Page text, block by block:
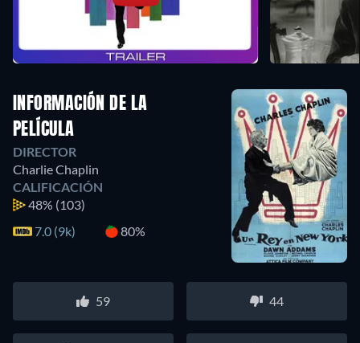
INFORMACIÓN DE LA
PELÍCULA
DIRECTOR
Charlie Chaplin
CALIFICACIÓN
48% (103)
7.0 (9k)
80%
59 44